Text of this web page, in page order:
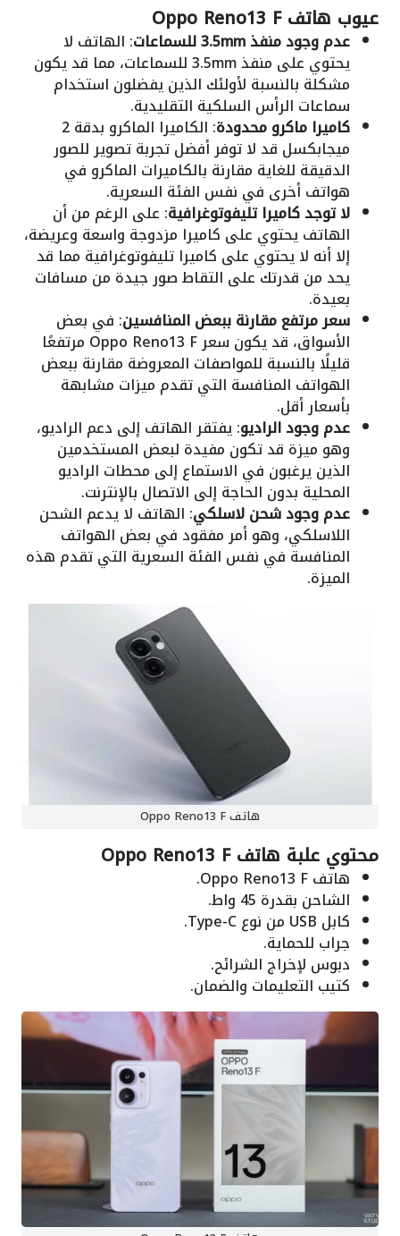
عيوب هاتف Oppo Reno13 F
عدم وجود منفذ 3.5mm للسماعات : الهاتف لا
يحتوي على منفذ 3.5mm للسماعات، مما قد يكون
مشكلة بالنسبة لأولئك الذين يفضلون استخدام
سماعات الرأس السلكية التقليدية.
كاميرا ماكرو محدودة : الكاميرا الماكرو بدقة 2
ميجابكسل قد لا توفر أفضل تجربة تصوير للصور
الدقيقة للغاية مقارنة بالكاميرات الماكرو في
هواتف أخرى في نفس الفئة السعرية.
لا توجد كاميرا تليفوتوغرافية: على الرغم من أن
الهاتف يحتوي على كاميرا مزدوجة واسعة وعريضة،
إلا أنه لا يحتوي على كاميرا تليفوتوغرافية مما قد
يحد من قدرتك على التقاط صور جيدة من مسافات
بعيدة.
سعر مرتفع مقارنة ببعض المنافسين: في بعض
الأسواق، قد يكون سعر Oppo Reno13 F مرتفعًا
قليلًا بالنسبة للمواصفات المعروضة مقارنة ببعض
الهواتف المنافسة التي تقدم ميزات مشابهة
بأسعار أقل.
عدم وجود الراديو: يفتقر الهاتف إلى دعم الراديو،
وهو ميزة قد تكون مفيدة لبعض المستخدمين
الذين يرغبون في الاستماع إلى محطات الراديو
المحلية بدون الحاجة إلى الاتصال بالإنترنت.
عدم وجود شحن لاسلكي: الهاتف لا يدعم الشحن
اللاسلكي، وهو أمر مفقود في بعض الهواتف
المنافسة في نفس الفئة السعرية التي تقدم هذه
الميزة.
هاتف Oppo Reno13 F
محتوي علبة هاتف Oppo Reno13 F
هاتف Oppo Reno13 F.
الشاحن بقدرة 45 واط.
كابل USB من نوع Type-C.
جراب للحماية.
دبوس لإخراج الشرائح.
كتيب التعليمات والضمان.